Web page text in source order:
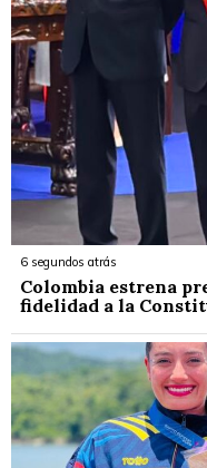
6 segundos atrás
Colombia estrena
fidelidad a la